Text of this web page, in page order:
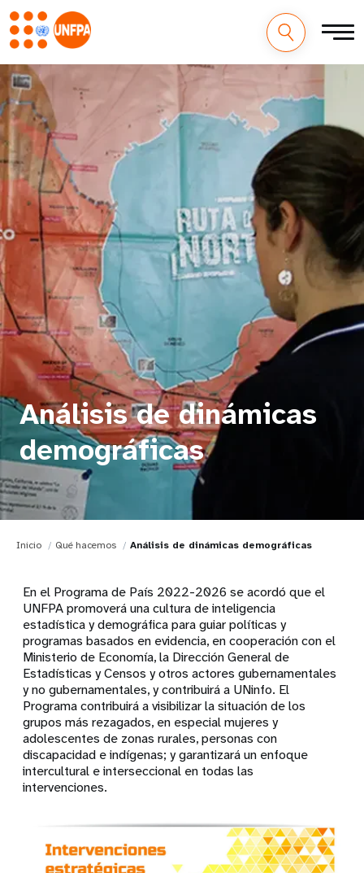
Análisis de dinámicas
demográficas
Inicio Qué hacemos Análisis de dinámicas demográficas
En el Programa de País 2022-2026 se acordó que el
UNFPA promoverá una cultura de inteligencia
estadística y demográfica para guiar políticas y
programas basados en evidencia, en cooperación con el
Ministerio de Economía, la Dirección General de
Estadísticas y Censos y otros actores gubernamentales
y no gubernamentales, y contribuirá a UNinfo. El
Programa contribuirá a visibilizar la situación de los
grupos más rezagados, en especial mujeres y
adolescentes de zonas rurales, personas con
discapacidad e indígenas; y garantizará un enfoque
intercultural e interseccional en todas las
intervenciones.